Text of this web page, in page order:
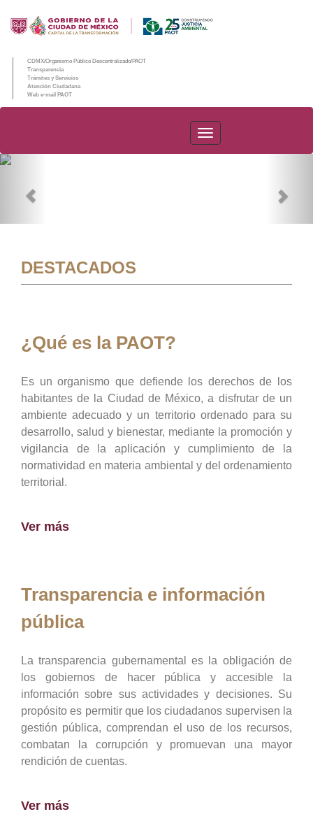
CDMX/Organismo Público Descentralizado/PAOT
Transparencia
Trámites y Servicios
Atención Ciudadana
Web e-mail PAOT
PAOT
DESTACADOS
¿Qué es la PAOT?
Es un organismo que defiende los derechos de los
habitantes de la Ciudad de México, a disfrutar de un
ambiente adecuado y un territorio ordenado para su
desarrollo, salud y bienestar, mediante la promoción y
vigilancia de la aplicación y cumplimiento de la
normatividad en materia ambiental y del ordenamiento
territorial.
Ver más
Transparencia e información
pública
La transparencia gubernamental es la obligación de
los gobiernos de hacer pública y accesible la
información sobre sus actividades y decisiones. Su
propósito es permitir que los ciudadanos supervisen la
gestión pública, comprendan el uso de los recursos,
combatan la corrupción y promuevan una mayor
rendición de cuentas.
Ver más